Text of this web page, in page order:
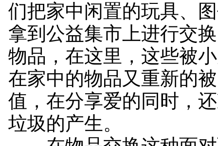
们把家中闲置的玩具、
拿到公益集市上进行交
物品，在这里，这些被
在家中的物品又重新的
值，在分享爱的同时，
垃圾的产生。